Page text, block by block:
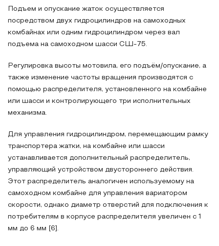
Подъем и опускание жаток осуществляется
посредством двух гидроцилиндров на самоходных
комбайнах или одним гидроцилиндром через вал
подъема на самоходном шасси СШ-75.
Регулировка высоты мотовила, его подъём/опускание, а
также изменение частоты вращения производятся с
помощью распределителя, установленного на комбайне
или шасси и контролирующего три исполнительных
механизма.
Для управления гидроцилиндром, перемещающим рамку
транспортера жатки, на комбайне или шасси
устанавливается дополнительный распределитель,
управляющий устройством двустороннего действия.
Этот распределитель аналогичен используемому на
самоходном комбайне для управления вариатором
скорости, однако диаметр отверстий для подключения к
потребителям в корпусе распределителя увеличен с 1
мм до 6 мм [6].